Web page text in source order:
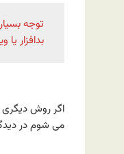
توجه
بدافزار
اگر روش دیگری
می شوم در